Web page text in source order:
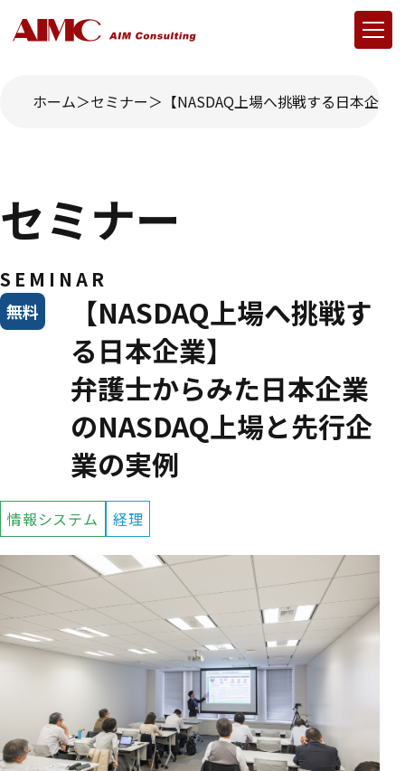
ホーム セミナー 【NASDAQ上場へ挑戦する日本企
セミナー
SEMINAR
【NASDAQ上場へ挑戦す
る日本企業】
弁護士からみた日本企業
のNASDAQ上場と先行企
業の実例
無料
情報システム 経理